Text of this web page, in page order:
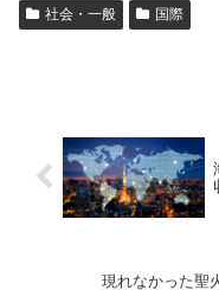
社会・一般 国際
現れなかった聖